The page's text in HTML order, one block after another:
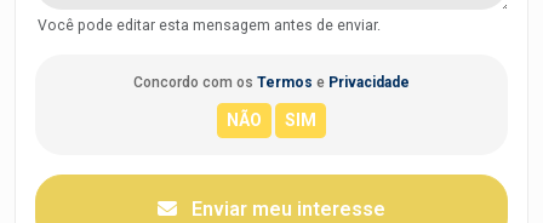
Você pode editar esta mensagem antes de enviar.
Concordo com os Termos e Privacidade
Enviar meu interesse